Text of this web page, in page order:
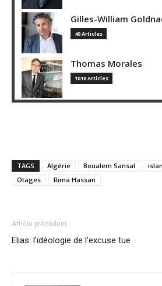
Gilles-William
40 Articles
Thomas Morales
1018 Articles
TAGS Algérie Boualem Sansal
Otages
Rima Hassan
Article précédent
Elias: l’idéologie de l’excuse tue